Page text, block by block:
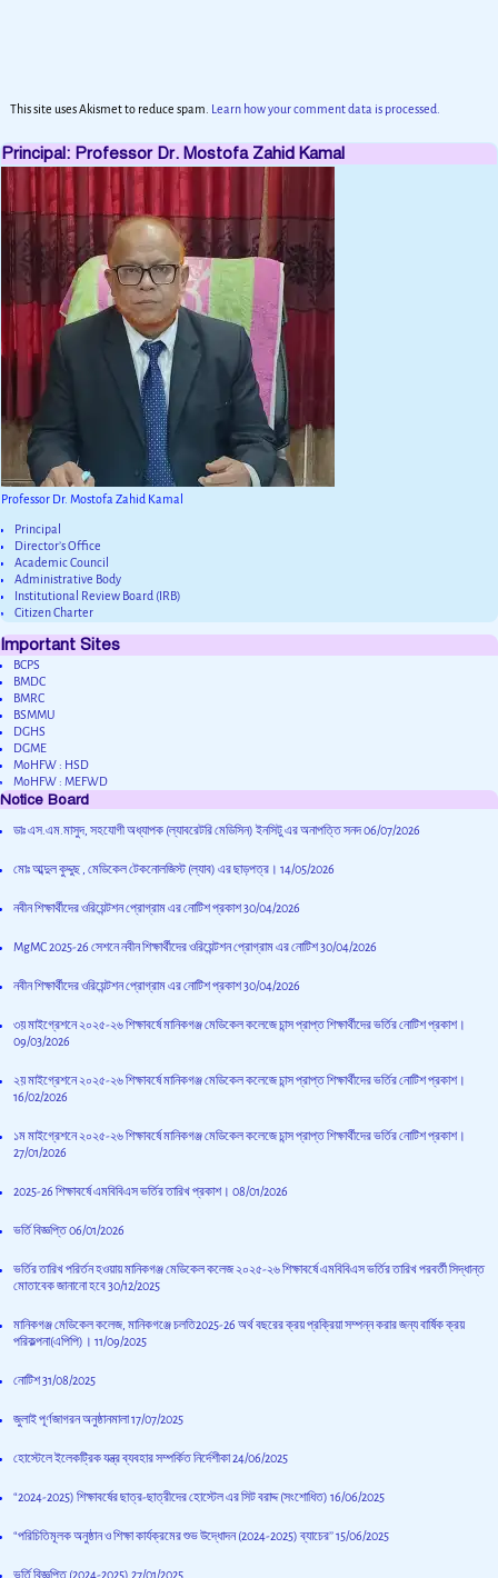
This site uses Akismet to reduce spam. Learn how your comment data is processed.
Principal: Professor Dr. Mostofa Zahid Kamal
Professor Dr. Mostofa Zahid Kamal
Principal
Director’s Office
Academic Council
Administrative Body
Institutional Review Board (IRB)
Citizen Charter
Important Sites
BCPS
BMDC
BMRC
BSMMU
DGHS
DGME
MoHFW : HSD
MoHFW : MEFWD
Notice Board
ডাঃ এস.এম.মাসুদ, সহযোগী অধ্যাপক (ল্যাবরেটরি মেডিসিন) ইনসিটু এর অনাপত্তি সনদ06/07/2026
মোঃ আব্দুল কুদ্দুছ , মেডিকেল টেকনোলজিস্ট (ল্যাব) এর ছাড়পত্র। 14/05/2026
নবীন শিক্ষার্থীদের ওরিয়েন্টশন প্রোগ্রাম এর নোটিশ প্রকাশ30/04/2026
MgMC 2025-26 সেশনে নবীন শিক্ষার্থীদের ওরিয়েন্টশন প্রোগ্রাম এর নোটিশ30/04/2026
নবীন শিক্ষার্থীদের ওরিয়েন্টশন প্রোগ্রাম এর নোটিশ প্রকাশ30/04/2026
৩য় মাইগ্রেশনে ২০২৫-২৬ শিক্ষাবর্ষে মানিকগঞ্জ মেডিকেল কলেজে চান্স প্রাপ্ত শিক্ষার্থীদের ভর্তির নোটিশ প্রকাশ।
09/03/2026
২য় মাইগ্রেশনে ২০২৫-২৬ শিক্ষাবর্ষে মানিকগঞ্জ মেডিকেল কলেজে চান্স প্রাপ্ত শিক্ষার্থীদের ভর্তির নোটিশ প্রকাশ।
16/02/2026
১ম মাইগ্রেশনে ২০২৫-২৬ শিক্ষাবর্ষে মানিকগঞ্জ মেডিকেল কলেজে চান্স প্রাপ্ত শিক্ষার্থীদের ভর্তির নোটিশ প্রকাশ।
27/01/2026
2025-26 শিক্ষাবর্ষে এমবিবিএস ভর্তির তারিখ প্রকাশ। 08/01/2026
ভর্তি বিজ্ঞপ্তি06/01/2026
ভর্তির তারিখ পরির্তন হওয়ায় মানিকগঞ্জ মেডিকেল কলেজ ২০২৫-২৬ শিক্ষাবর্ষে এমবিবিএস ভর্তির তারিখ পরবর্তী সিদ্ধান্ত
মোতাবেক জানানো হবে30/12/2025
মানিকগঞ্জ মেডিকেল কলেজ, মানিকগঞ্জে চলতি2025-26 অর্থ বছরের ক্রয় প্রক্রিয়া সম্পন্ন করার জন্য বার্ষিক ক্রয়
পরিকল্পনা(এপিপি)। 11/09/2025
নোটিশ31/08/2025
জুলাই পূর্ণজাগরন অনুষ্ঠানমালা17/07/2025
হোস্টেলে ইলেকট্রিক যন্ত্র ব্যবহার সম্পর্কিত নির্দেশীকা24/06/2025
“2024-2025) শিক্ষাবর্ষের ছাত্র-ছাত্রীদের হোস্টেল এর সিট বরাদ্দ (সংশোধিত) 16/06/2025
“পরিচিতিমূলক অনুষ্ঠান ও শিক্ষা কার্যক্রমের শুভ উদ্ধোদন (2024-2025) ব্যাচের’’15/06/2025
ভর্তি বিজ্ঞপ্তি (2024-2025) 27/01/2025